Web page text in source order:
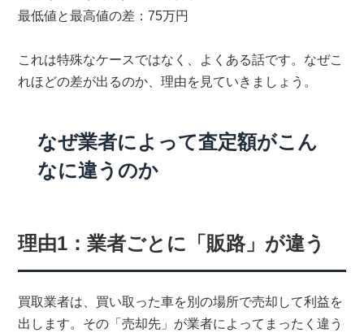
最低値と最高値の差：75万円
これは特殊なケースではなく、よくある話です。なぜこ
れほどの差が出るのか、理由を見ていきましょう。
なぜ業者によって査定額がこん
なに違うのか
理由1：業者ごとに「販路」が違う
買取業者は、買い取った車を別の場所で売却して利益を
出します。その「売却先」が業者によってまったく違う